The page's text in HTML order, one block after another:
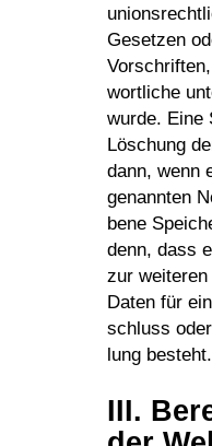
Gesetzen
wort­liche
wurde. Eine
Löschung
dann, wenn
genannten
bene
denn, dass
zur
Daten für
schluss
lung besteht.
III.